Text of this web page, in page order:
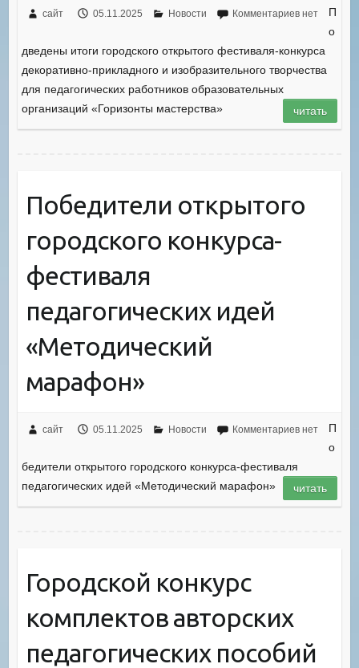
сайт 05.11.2025 Новости Комментариев нет
П
о
дведены итоги городского открытого фестиваля-конкурса
декоративно-прикладного и изобразительного творчества
для педагогических работников образовательных
организаций «Горизонты мастерства»
читать
Победители открытого
городского конкурса-
фестиваля
педагогических идей
«Методический
марафон»
сайт 05.11.2025 Новости Комментариев нет
П
о
бедители открытого городского конкурса-фестиваля
педагогических идей «Методический марафон»
читать
Городской конкурс
комплектов авторских
педагогических пособий